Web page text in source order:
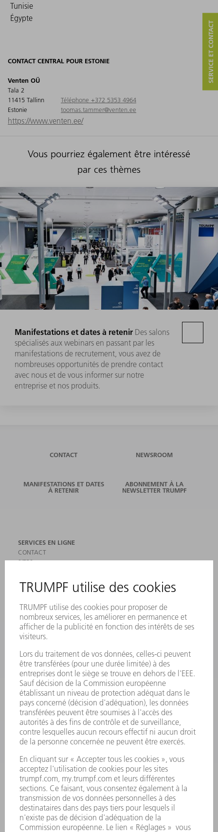
Tunisie
Égypte
CONTACT CENTRAL POUR ESTONIE
Venten OÜ
Tala 2
11415 Tallinn
Estonie
Téléphone +372 5353 4964
toomas.tammer@venten.ee
https://www.venten.ee/
Vous pourriez également être intéressé
par ces thèmes
Manifestations et dates à retenir Des salons
spécialisés aux webinars en passant par les
manifestations de recrutement, vous avez de
nombreuses opportunités de prendre contact
avec nous et de vous informer sur notre
entreprise et nos produits.
SERVICE ET CONTACT
CONTACT NEWSROOM
MANIFESTATIONS ET DATES
À RETENIR
ABONNEMENT À LA
NEWSLETTER TRUMPF
SERVICES EN LIGNE
CONTACT
SITES
INSCRIPTION À LA NEWSLETTER
MYTRUMPF
PRODUITS
MACHINES & SYSTÈMES
LASER
ELECTRONIQUE DE PUISSANCE
OUTILS ÉLECTRIQUES
SMART FACTORY
LOGICIEL
SERVICES
APPLICATIONS
SECTEURS D'ACTIVITÉ
ENTREPRISE
CARRIÈRE
OFFRES D'EMPLOI
PROFIL DE L'ENTREPRISE
CONSEIL D'ADMINISTRATION
RAPPORT ANNUEL
PRINCIPES FONDAMENTAUX DE L'ENTREPRISE
CONFORMITÉ
SYSTÈME D'ALERTE
SÉCURITÉ
COMMUNIQUÉS DE PRESSE
MAGAZINE
DURABILITÉ